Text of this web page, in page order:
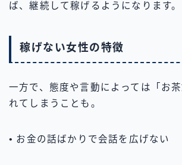
ば、継続して稼げるようになります。
稼げない女性の特徴
一方で、態度や言動によっては「お
れてしまうことも。
• お金の話ばかりで会話を広げない